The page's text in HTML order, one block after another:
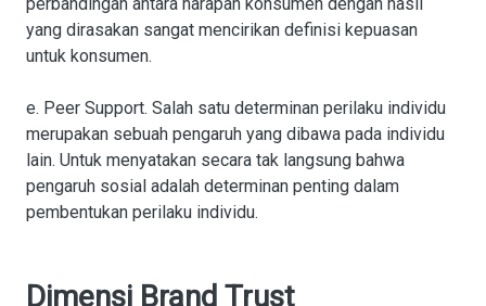
yang dirasakan sangat mencirikan definisi kepuasan
untuk konsumen.
e. Peer Support. Salah satu determinan perilaku individu
merupakan sebuah pengaruh yang dibawa pada individu
lain. Untuk menyatakan secara tak langsung bahwa
pengaruh sosial adalah determinan penting dalam
pembentukan perilaku individu.
Dimensi Brand Trust